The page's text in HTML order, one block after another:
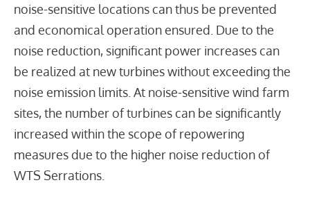
noise-sensitive locations can thus be prevented
and economical operation ensured. Due to the
noise reduction, significant power increases can
be realized at new turbines without exceeding the
noise emission limits. At noise-sensitive wind farm
sites, the number of turbines can be significantly
increased within the scope of repowering
measures due to the higher noise reduction of
WTS Serrations.